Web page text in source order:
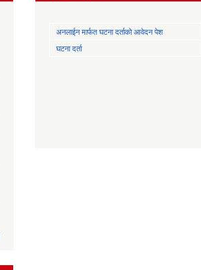
अनलाईन मार्फत घटना दर्ताको आवेदन पेश
घटना दर्ता